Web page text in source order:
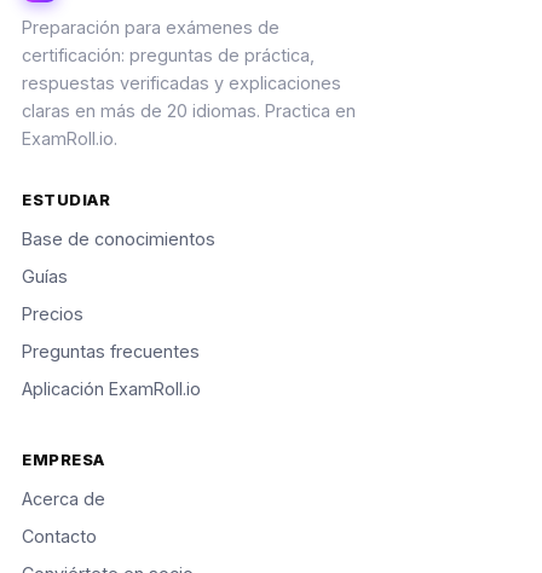
Preparación para exámenes de
certificación: preguntas de práctica,
respuestas verificadas y explicaciones
claras en más de 20 idiomas. Practica en
ExamRoll.io.
ESTUDIAR
Base de conocimientos
Guías
Precios
Preguntas frecuentes
Aplicación ExamRoll.io
EMPRESA
Acerca de
Contacto